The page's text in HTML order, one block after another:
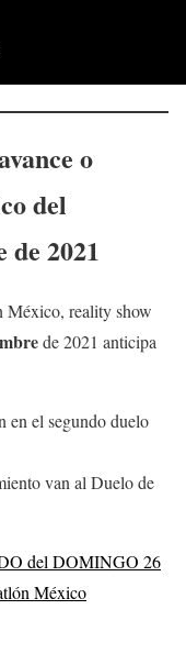
o
del
de 2021
México, reality show
de 2021 anticipa
en el segundo duelo
van al Duelo de
del DOMINGO 26
México